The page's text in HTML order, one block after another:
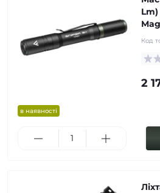
в наявності
Код
2